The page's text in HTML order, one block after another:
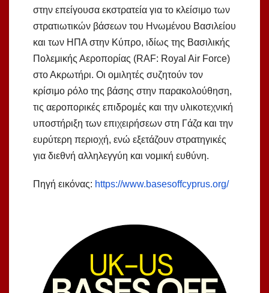
στην επείγουσα εκστρατεία για το κλείσιμο των
στρατιωτικών βάσεων του Ηνωμένου Βασιλείου
και των ΗΠΑ στην Κύπρο, ιδίως της Βασιλικής
Πολεμικής Αεροπορίας (RAF: Royal Air Force)
στο Ακρωτήρι. Οι ομιλητές συζητούν τον
κρίσιμο ρόλο της βάσης στην παρακολούθηση,
τις αεροπορικές επιδρομές και την υλικοτεχνική
υποστήριξη των επιχειρήσεων στη Γάζα και την
ευρύτερη περιοχή, ενώ εξετάζουν στρατηγικές
για διεθνή αλληλεγγύη και νομική ευθύνη.
Πηγή εικόνας: https://www.basesoffcyprus.org/